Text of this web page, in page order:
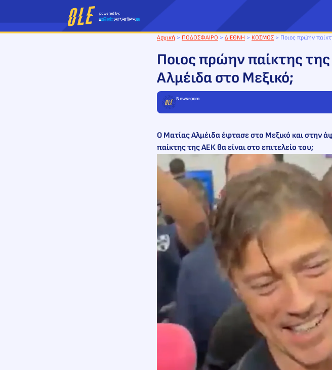
περιεχόμενο
Αρχική > ΠΟΔΟΣΦΑΙΡΟ > ΔΙΕΘΝΗ > ΚΟΣΜΟΣ > Ποιος πρώην
Ποιος πρώην παίκτης
Αλμέιδα στο Μεξικό;
Newsroom
Ο Ματίας Αλμέιδα έφτασε στο Μεξικό και στην
παίκτης της ΑΕΚ θα είναι στο επιτελείο του;